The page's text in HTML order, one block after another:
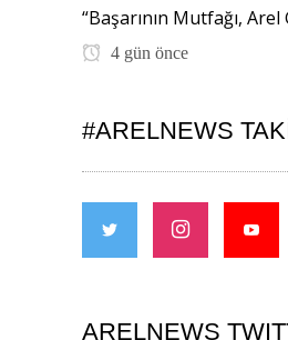
“Başarının Mutfağı,
4 gün önce
#ARELNEWS
ARELNEWS